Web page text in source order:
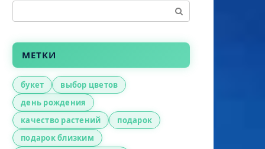
МЕТКИ
букет
выбор цветов
день рождения
качество растений
подарок
подарок близким